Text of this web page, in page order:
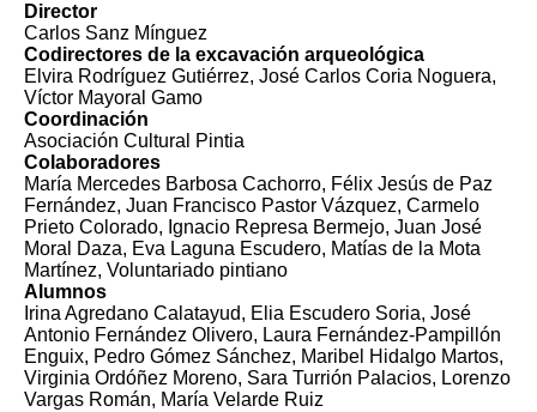
Director
Carlos Sanz Mínguez
Codirectores de la excavación arqueológica
Elvira Rodríguez Gutiérrez, José Carlos Coria Noguera,
Víctor Mayoral Gamo
Coordinación
Asociación Cultural Pintia
Colaboradores
María Mercedes Barbosa Cachorro, Félix Jesús de Paz
Fernández, Juan Francisco Pastor Vázquez, Carmelo
Prieto Colorado, Ignacio Represa Bermejo, Juan José
Moral Daza, Eva Laguna Escudero, Matías de la Mota
Martínez, Voluntariado pintiano
Alumnos
Irina Agredano Calatayud, Elia Escudero Soria, José
Antonio Fernández Olivero, Laura Fernández-Pampillón
Enguix, Pedro Gómez Sánchez, Maribel Hidalgo Martos,
Virginia Ordóñez Moreno, Sara Turrión Palacios, Lorenzo
Vargas Román, María Velarde Ruiz